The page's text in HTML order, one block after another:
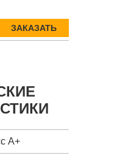
ЗАКАЗАТЬ
A+